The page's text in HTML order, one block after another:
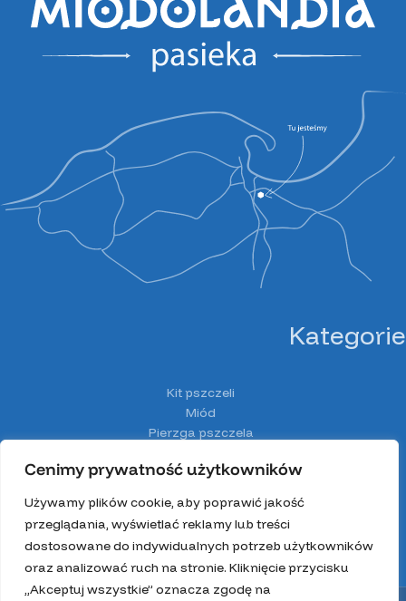
Cenimy prywatność użytkowników
Używamy plików cookie, aby poprawić jakość
przeglądania, wyświetlać reklamy lub treści
dostosowane do indywidualnych potrzeb użytkowników
oraz analizować ruch na stronie. Kliknięcie przycisku
„Akceptuj wszystkie” oznacza zgodę na
Kategorie
Kit pszczeli
Miód
Pierzga pszczela
Spiżarnia Miodolandia
Z głową w ulu
Zestawy prezentowe
Wszystkie prawa zastrzeżone 2025.